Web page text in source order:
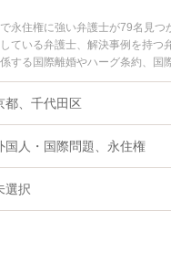
永住権に強い弁護士が79名見つ
ている弁護士、解決事例を持つ
する国際離婚やハーグ条約、国
便利です。特にAZ MORE国際
法律事務所の野中 信孝弁護士、
住権のトラブル解決の実績豊富な
で永住権を法律相談できる千代
りの相談者さんにおすすめです。
都、千代田区
国人・国際問題、永住権
選択